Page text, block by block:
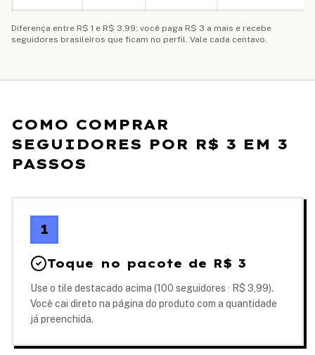
Diferença entre R$ 1 e R$ 3,99: você paga R$ 3 a mais e recebe
seguidores brasileiros que ficam no perfil. Vale cada centavo.
COMO COMPRAR
SEGUIDORES POR R$ 3 EM 3
PASSOS
1
Toque no pacote de R$ 3
Use o tile destacado acima (100 seguidores · R$ 3,99).
Você cai direto na página do produto com a quantidade
já preenchida.